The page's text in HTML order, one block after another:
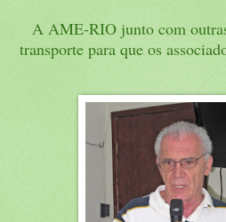
A AME-RIO junto com
transporte para que os